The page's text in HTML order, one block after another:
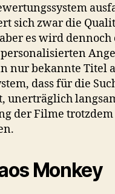
sich zwar die
es wird
personalisierten
nur bekannte Titel
dass für die
unerträglich
der Filme
Monkey